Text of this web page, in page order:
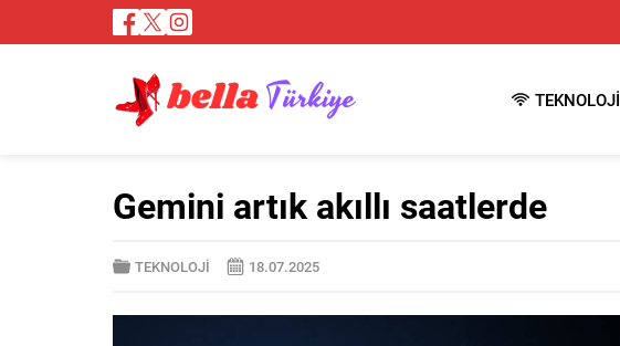
TEKNOLOJİ
Gemini artık akıllı saatlerde
TEKNOLOJİ 18.07.2025